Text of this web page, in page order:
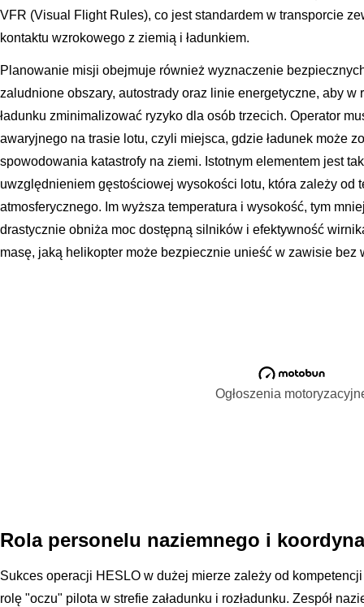
VFR (Visual Flight Rules), co jest standardem w transporcie
kontaktu wzrokowego z ziemią i ładunkiem.
Planowanie misji obejmuje również wyznaczenie
zaludnione obszary, autostrady oraz linie energetyczne, aby
ładunku zminimalizować ryzyko dla osób trzecich. Operator
awaryjnego na trasie lotu, czyli miejsca, gdzie ładunek może
spowodowania katastrofy na ziemi. Istotnym elementem jest
uwzględnieniem gęstościowej wysokości lotu, która zależy od
atmosferycznego. Im wyższa temperatura i wysokość, tym
drastycznie obniża moc dostępną silników i efektywność
masę, jaką helikopter może bezpiecznie unieść w zawisie bez
Ogłoszenia
Rola personelu naziemnego i
Sukces operacji HESLO w dużej mierze zależy od
rolę "oczu" pilota w strefie załadunku i rozładunku. Zespół